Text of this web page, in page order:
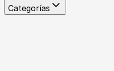
Categorías